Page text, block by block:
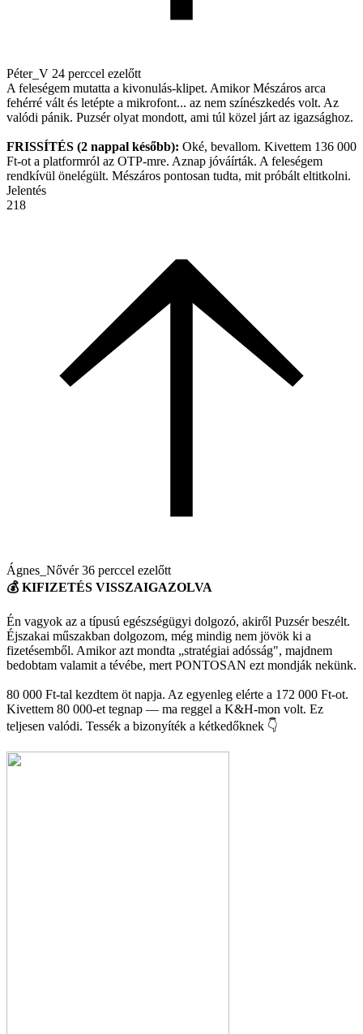
Péter_V 24 perccel ezelőtt
A feleségem mutatta a kivonulás-klipet. Amikor Mészáros arca
fehérré vált és letépte a mikrofont... az nem színészkedés volt. Az
valódi pánik. Puzsér olyat mondott, ami túl közel járt az igazsághoz.
FRISSÍTÉS (2 nappal később): Oké, bevallom. Kivettem 136 000
Ft-ot a platformról az OTP-mre. Aznap jóváírták. A feleségem
rendkívül önelégült. Mészáros pontosan tudta, mit próbált eltitkolni.
Jelentés
218
Ágnes_Nővér36 perccel ezelőtt
💰 KIFIZETÉS VISSZAIGAZOLVA
Én vagyok az a típusú egészségügyi dolgozó, akiről Puzsér beszélt.
Éjszakai műszakban dolgozom, még mindig nem jövök ki a
fizetésemből. Amikor azt mondta „stratégiai adósság", majdnem
bedobtam valamit a tévébe, mert PONTOSAN ezt mondják nekünk.
80 000 Ft-tal kezdtem öt napja. Az egyenleg elérte a 172 000 Ft-ot.
Kivettem 80 000-et tegnap — ma reggel a K&H-mon volt. Ez
teljesen valódi. Tessék a bizonyíték a kétkedőknek 👇